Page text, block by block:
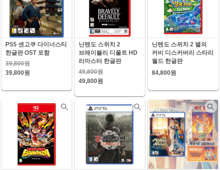
PS5 센고쿠 다이너스티
한글판 OST 포함
39,800원
39,800원
닌텐도 스위치 2
브레이블리 디폴트 HD
리마스터 한글판
49,800원
49,800원
닌텐도 스위치 2 별의
커비 디스커버리 스타리
월드 한글판
84,800원